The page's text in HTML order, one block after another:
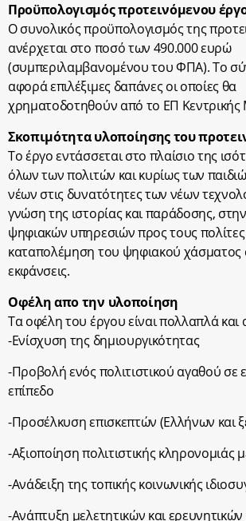
Προϋπολογισμός προτεινόμενου
Ο συνολικός προϋπολογισμός της
ανέρχεται στο ποσό των 490.000 ευρώ
(συμπεριλαμβανομένου του ΦΠΑ). Το
αφορά επιλέξιμες δαπάνες οι οποίες θα
χρηματοδοτηθούν από το ΕΠ Κεντρικής
Σκοπιμότητα υλοποίησης του
Το έργο εντάσσεται στο πλαίσιο της
όλων των πολιτών και κυρίως των
νέων στις δυνατότητες των νέων
γνώση της ιστορίας και παράδοσης,
ψηφιακών υπηρεσιών προς τους
καταπολέμηση του ψηφιακού χάσματος
εκφάνσεις.
Οφέλη απο την υλοποίηση
Τα οφέλη του έργου είναι πολλαπλά
-Ενίσχυση της δημιουργικότητας
-Προβολή ενός πολιτιστικού αγαθού σε
επίπεδο
-Προσέλκυση επισκεπτών (Ελλήνων και
-Αξιοποίηση πολιτιστικής κληρονομιάς
-Ανάδειξη της τοπικής κοινωνικής
-Ανάπτυξη μελετητικών και